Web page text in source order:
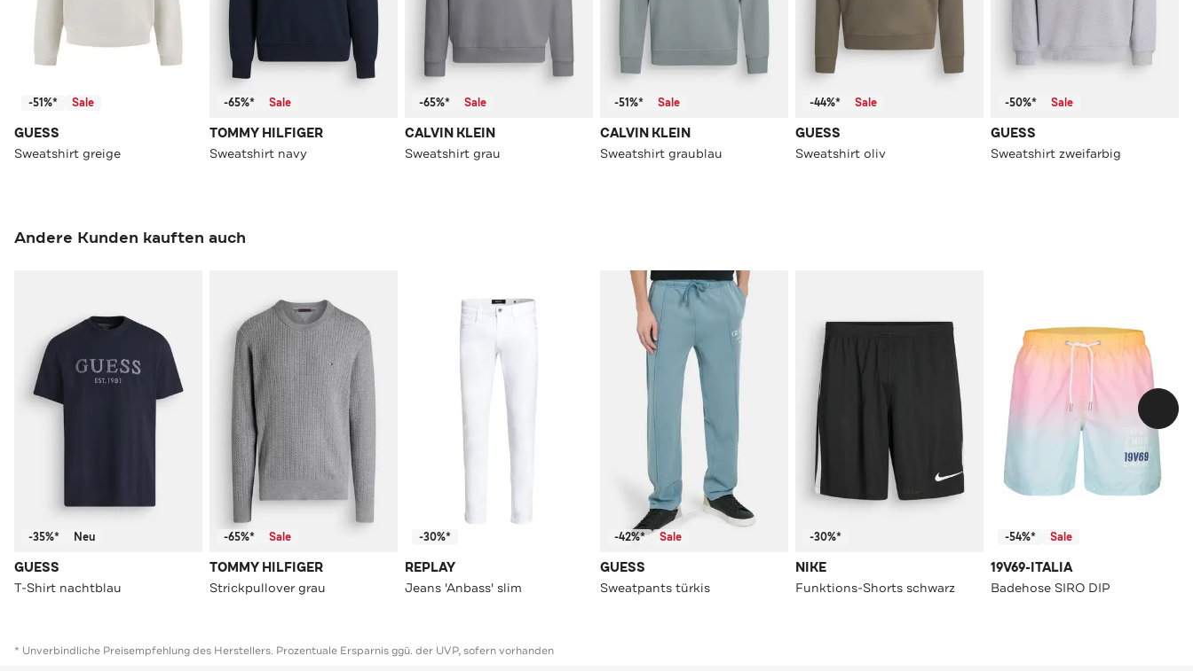
-51%* Sale
GUESS
Sweatshirt greige
-65%* Sale
TOMMY HILFIGER
Sweatshirt navy
-65%* Sale
CALVIN KLEIN
Sweatshirt grau
-51%* Sale
CALVIN KLEIN
Sweatshirt graublau
-44%* Sale
GUESS
Sweatshirt oliv
-50%* Sale
GUESS
Sweatshirt zweifarbig
Andere Kunden kauften auch
-35%* Neu
GUESS
T-Shirt nachtblau
-65%* Sale
TOMMY HILFIGER
Strickpullover grau
-30%*
REPLAY
Jeans 'Anbass' slim
-42%* Sale
GUESS
Sweatpants türkis
-30%*
NIKE
Funktions-Shorts schwarz
-54%* Sale
19V69-ITALIA
Badehose SIRO DIP
* Unverbindliche Preisempfehlung des Herstellers. Prozentuale Ersparnis ggü. der UVP, sofern vorhanden